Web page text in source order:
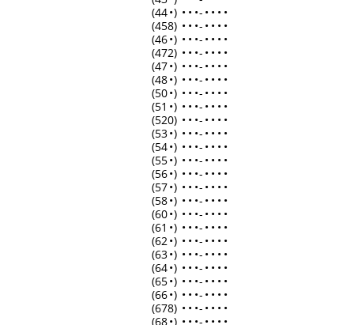
(44•) • • •- • • • •
(458) • • •- • • • •
(46•) • • •- • • • •
(472) • • •- • • • •
(47•) • • •- • • • •
(48•) • • •- • • • •
(50•) • • •- • • • •
(51 •) • • •- • • • •
(520) • • •- • • • •
(53•) • • •- • • • •
(54•) • • •- • • • •
(55•) • • •- • • • •
(56•) • • •- • • • •
(57•) • • •- • • • •
(58•) • • •- • • • •
(60•) • • •- • • • •
(61 •) • • •- • • • •
(62•) • • •- • • • •
(63•) • • •- • • • •
(64•) • • •- • • • •
(65•) • • •- • • • •
(66•) • • •- • • • •
(678) • • •- • • • •
(68•) • • •- • • • •